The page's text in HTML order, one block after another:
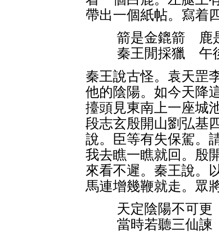
帶出一個紙帖。寫着
箭是金鎞箭 鹿
秦王閒採獵 午
秦王說古怪。袁天罡
他的陰陽。如今天降
擡頭見東南上一座城
段志玄殷開山劉弘基
說。臣等有失保駕。
我去瞧一瞧就回。殷
來看不遲。秦王說。
馬連增幾鞭就走。眾
天定陰陽不可
當時若聽三仙